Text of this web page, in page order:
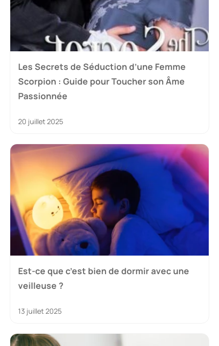
Les Secrets de Séduction d’une Femme
Scorpion : Guide pour Toucher son Âme
Passionnée
20 juillet 2025
Est-ce que c’est bien de dormir avec une
veilleuse ?
13 juillet 2025